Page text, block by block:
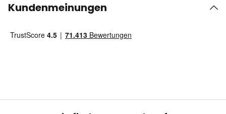
Kundenmeinungen